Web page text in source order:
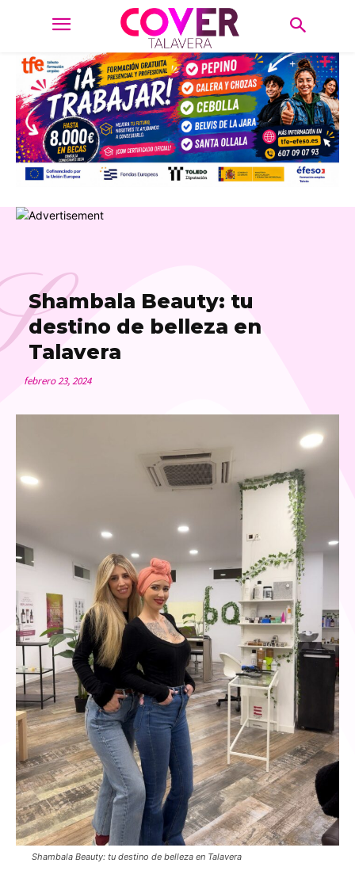
Shambala Beauty: tu
destino de belleza en
Talavera
febrero 23, 2024
Shambala Beauty: tu destino de belleza en Talavera